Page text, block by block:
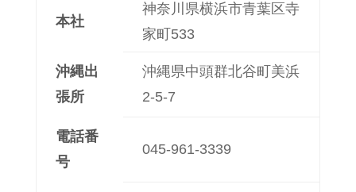
本社
神奈川県横浜市青葉区寺
家町533
沖縄出
張所
沖縄県中頭群北谷町美浜
2-5-7
電話番
号
045-961-3339